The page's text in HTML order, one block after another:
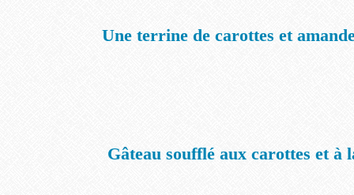
Une terrine de carottes et
Gâteau soufflé aux carottes et à